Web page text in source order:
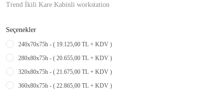
Trend İkili Kare Kabinli workstation
Seçenekler
240x70x75h - ( 19.125,00 TL + KDV )
280x80x75h - ( 20.655,00 TL + KDV )
320x80x75h - ( 21.675,00 TL + KDV )
360x80x75h - ( 22.865,00 TL + KDV )